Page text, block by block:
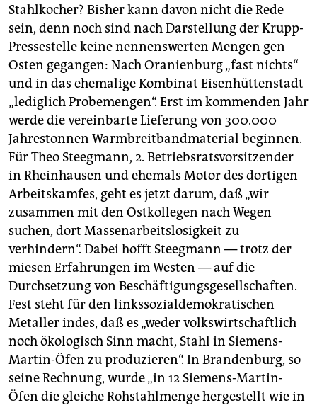
Stahlkocher? Bisher kann davon nicht die Rede
sein, denn noch sind nach Darstellung der Krupp-
Pressestelle keine nennenswerten Mengen gen
Osten gegangen: Nach Oranienburg „fast nichts“
und in das ehemalige Kombinat Eisenhüttenstadt
„lediglich Probemengen“. Erst im kommenden Jahr
werde die vereinbarte Lieferung von 300.000
Jahrestonnen Warmbreitbandmaterial beginnen.
Für Theo Steegmann, 2. Betriebsratsvorsitzender
in Rheinhausen und ehemals Motor des dortigen
Arbeitskamfes, geht es jetzt darum, daß „wir
zusammen mit den Ostkollegen nach Wegen
suchen, dort Massenarbeitslosigkeit zu
verhindern“. Dabei hofft Steegmann — trotz der
miesen Erfahrungen im Westen — auf die
Durchsetzung von Beschäftigungsgesellschaften.
Fest steht für den linkssozialdemokratischen
Metaller indes, daß es „weder volkswirtschaftlich
noch ökologisch Sinn macht, Stahl in Siemens-
Martin-Öfen zu produzieren“. In Brandenburg, so
seine Rechnung, wurde „in 12 Siemens-Martin-
Öfen die gleiche Rohstahlmenge hergestellt wie in